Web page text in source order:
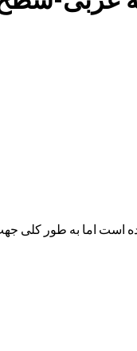
اما به طور کلی